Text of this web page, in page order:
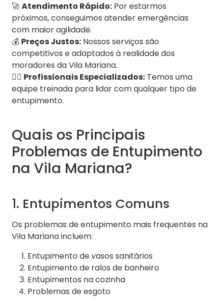
🚀Atendimento Rápido: Por estarmos
próximos, conseguimos atender emergências
com maior agilidade.
💰 Preços Justos: Nossos serviços são
competitivos e adaptados à realidade dos
moradores da Vila Mariana.
👷‍♂️ Profissionais Especializados: Temos uma
equipe treinada para lidar com qualquer tipo de
entupimento.
Quais os Principais
Problemas de Entupimento
na Vila Mariana?
1. Entupimentos Comuns
Os problemas de entupimento mais frequentes na
Vila Mariana incluem:
Entupimento de vasos sanitários
Entupimento de ralos de banheiro
Entupimentos na cozinha
Problemas de esgoto